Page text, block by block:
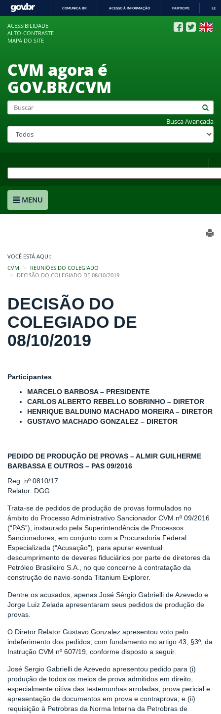
COMUNICA BR ACESSO À INFORMAÇÃO PARTICIPE
ACESSIBILIDADE
ALTO-CONTRASTE
MAPA DO SITE
CVM agora é
GOV.BR/CVM
Busca Avançada
MENU
VOCÊ ESTÁ AQUI:
CVM
REUNIÕES DO COLEGIADO
DECISÃO DO COLEGIADO DE 08/10/2019
DECISÃO DO
COLEGIADO DE
08/10/2019
Participantes
MARCELO BARBOSA – PRESIDENTE
CARLOS ALBERTO REBELLO SOBRINHO – DIRETOR
HENRIQUE BALDUINO MACHADO MOREIRA – DIRETOR
GUSTAVO MACHADO GONZALEZ – DIRETOR
PEDIDO DE PRODUÇÃO DE PROVAS – ALMIR GUILHERME
BARBASSA E OUTROS – PAS 09/2016
Reg. nº 0810/17
Relator: DGG
Trata-se de pedidos de produção de provas formulados no
âmbito do Processo Administrativo Sancionador CVM nº 09/2016
(“PAS”), instaurado pela Superintendência de Processos
Sancionadores, em conjunto com a Procuradoria Federal
Especializada (“Acusação”), para apurar eventual
descumprimento de deveres fiduciários por parte de diretores da
Petróleo Brasileiro S.A., no que concerne à contratação da
construção do navio-sonda Titanium Explorer.
Dentre os acusados, apenas José Sérgio Gabrielli de Azevedo e
Jorge Luiz Zelada apresentaram seus pedidos de produção de
provas.
O Diretor Relator Gustavo Gonzalez apresentou voto pelo
indeferimento dos pedidos, com fundamento no artigo 43, §3º, da
Instrução CVM nº 607/19, conforme disposto a seguir.
José Sergio Gabrielli de Azevedo apresentou pedido para (i)
produção de todos os meios de prova admitidos em direito,
especialmente oitiva das testemunhas arroladas, prova pericial e
apresentação de documentos em prova e contraprova; e (ii)
requisição à Petrobras da Norma Interna da Petrobras de